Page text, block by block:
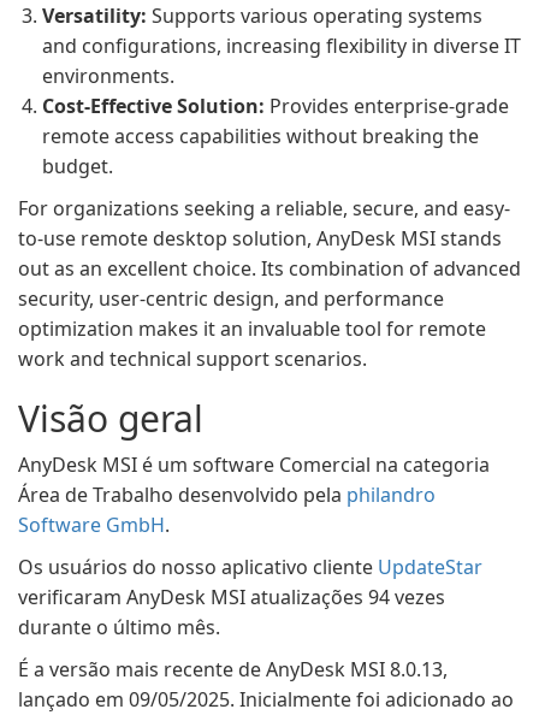
Versatility: Supports various operating systems
and configurations, increasing flexibility in diverse IT
environments.
Cost-Effective Solution: Provides enterprise-grade
remote access capabilities without breaking the
budget.
For organizations seeking a reliable, secure, and easy-
to-use remote desktop solution, AnyDesk MSI stands
out as an excellent choice. Its combination of advanced
security, user-centric design, and performance
optimization makes it an invaluable tool for remote
work and technical support scenarios.
Visão geral
AnyDesk MSI é um software Comercial na categoria
Área de Trabalho desenvolvido pela philandro
Software GmbH.
Os usuários do nosso aplicativo cliente UpdateStar
verificaram AnyDesk MSI atualizações 94 vezes
durante o último mês.
É a versão mais recente de AnyDesk MSI 8.0.13,
lançado em 09/05/2025. Inicialmente foi adicionado ao